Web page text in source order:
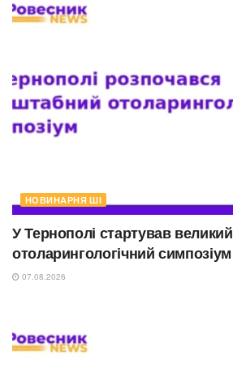
НОВИНАРНЯ ШІ
У Тернополі стартував великий
отоларингологічний симпозіум
07.08.2026